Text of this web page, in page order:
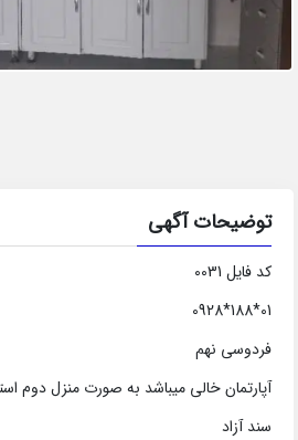
توضیحات آگهی
کد فایل 0031
01*188*0928
فردوسی نهم
آپارتمان خالی میباشد به صورت منزل دوم
سند آزاد